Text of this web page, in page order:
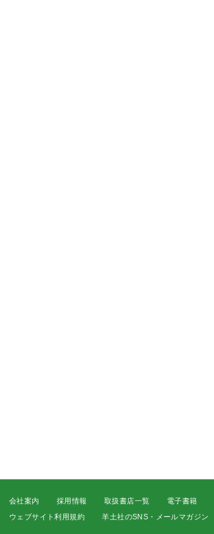
会社案内 採用情報 取扱書店一覧 電子書籍
ウェブサイト利用規約
羊土社のSNS・メールマガジン